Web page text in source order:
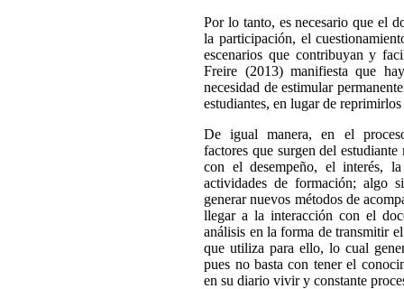
Por lo tanto, es necesario que el
la participación, el
escenarios que contribuyan y
Freire (2013) manifiesta que
necesidad de estimular
estudiantes, en lugar de
De igual manera, en el proceso
factores que surgen del
con el desempeño, el interés,
actividades de formación; algo
generar nuevos métodos de
llegar a la interacción con el
análisis en la forma de transmitir
que utiliza para ello, lo cual
pues no basta con tener el
en su diario vivir y constante